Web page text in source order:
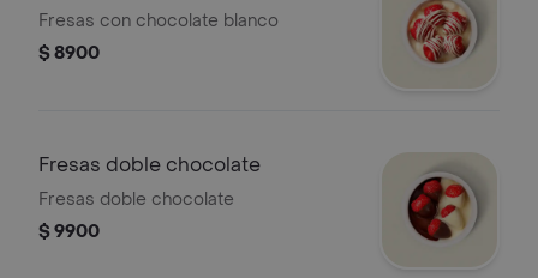
Fresas con chocolate blanco
$ 8900
Fresas doble chocolate
Fresas doble chocolate
$ 9900